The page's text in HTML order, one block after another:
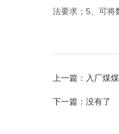
法要求；5、可将
上一篇： 入厂煤
下一篇：没有了